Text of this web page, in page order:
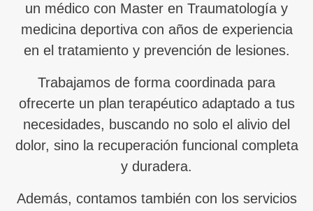
un médico con Master en Traumatología y
medicina deportiva con años de experiencia
en el tratamiento y prevención de lesiones.
Trabajamos de forma coordinada para
ofrecerte un plan terapéutico adaptado a tus
necesidades, buscando no solo el alivio del
dolor, sino la recuperación funcional completa
y duradera.
Además, contamos también con los servicios